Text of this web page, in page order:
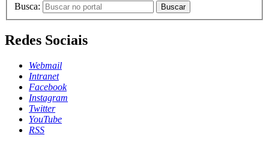
Busca: Buscar
Redes Sociais
Webmail
Intranet
Facebook
Instagram
Twitter
YouTube
RSS